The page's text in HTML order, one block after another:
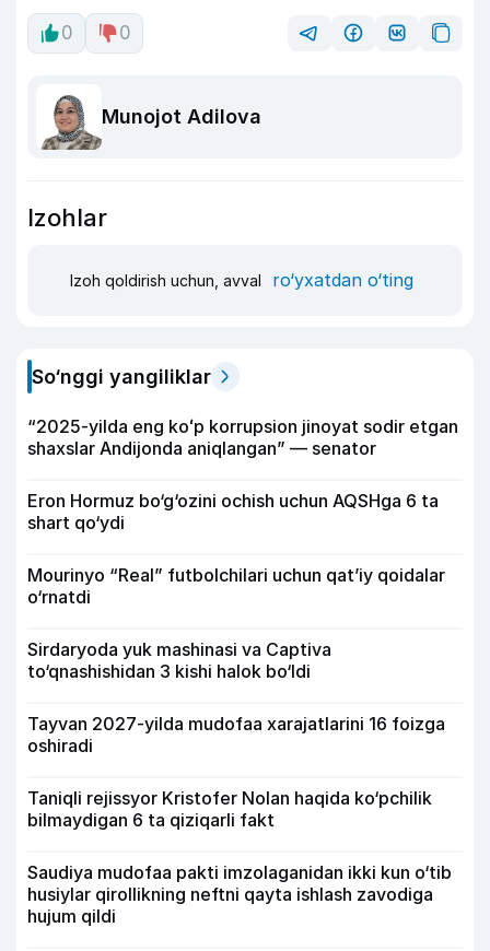
0 0
Munojot Adilova
Izohlar
Izoh qoldirish uchun, avval ro‘yxatdan o‘ting
So‘nggi yangiliklar
“2025-yilda eng koʻp korrupsion jinoyat sodir etgan
shaxslar Andijonda aniqlangan” — senator
Eron Hormuz bo‘g‘ozini ochish uchun AQSHga 6 ta
shart qo‘ydi
Mourinyo “Real” futbolchilari uchun qat’iy qoidalar
o‘rnatdi
Sirdaryoda yuk mashinasi va Captiva
to‘qnashishidan 3 kishi halok bo‘ldi
Tayvan 2027-yilda mudofaa xarajatlarini 16 foizga
oshiradi
Taniqli rejissyor Kristofer Nolan haqida ko‘pchilik
bilmaydigan 6 ta qiziqarli fakt
Saudiya mudofaa pakti imzolaganidan ikki kun o‘tib
husiylar qirollikning neftni qayta ishlash zavodiga
hujum qildi